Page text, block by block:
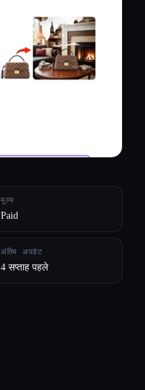
मूल्य
Paid
अंतिम अपडेट
4 सप्ताह पहले